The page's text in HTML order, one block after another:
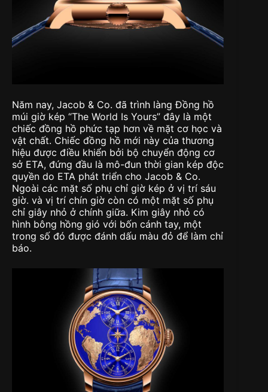
Năm nay, Jacob & Co. đã trình làng Đồng hồ
múi giờ kép “The World Is Yours” đây là một
chiếc đồng hồ phức tạp hơn về mặt cơ học và
vật chất. Chiếc đồng hồ mới này của thương
hiệu được điều khiển bởi bộ chuyển động cơ
sở ETA, đứng đầu là mô-đun thời gian kép độc
quyền do ETA phát triển cho Jacob & Co.
Ngoài các mặt số phụ chỉ giờ kép ở vị trí sáu
giờ. và vị trí chín giờ còn có một mặt số phụ
chỉ giây nhỏ ở chính giữa. Kim giây nhỏ có
hình bông hồng gió với bốn cánh tay, một
trong số đó được đánh dấu màu đỏ để làm chỉ
báo.